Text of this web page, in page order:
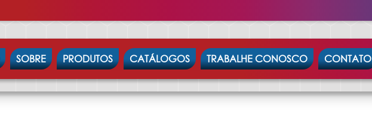
SOBRE PRODUTOS CATÁLOGOS TRABALHE CONOSCO CONTATO